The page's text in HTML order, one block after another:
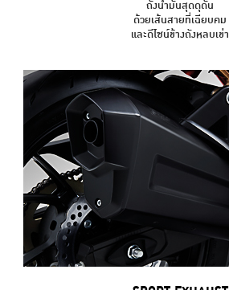
ถังน้ำมันสุดดุดัน
ด้วยเส้นสายที่เฉียบคม
และดีไซน์ข้างถังหลบเข่า